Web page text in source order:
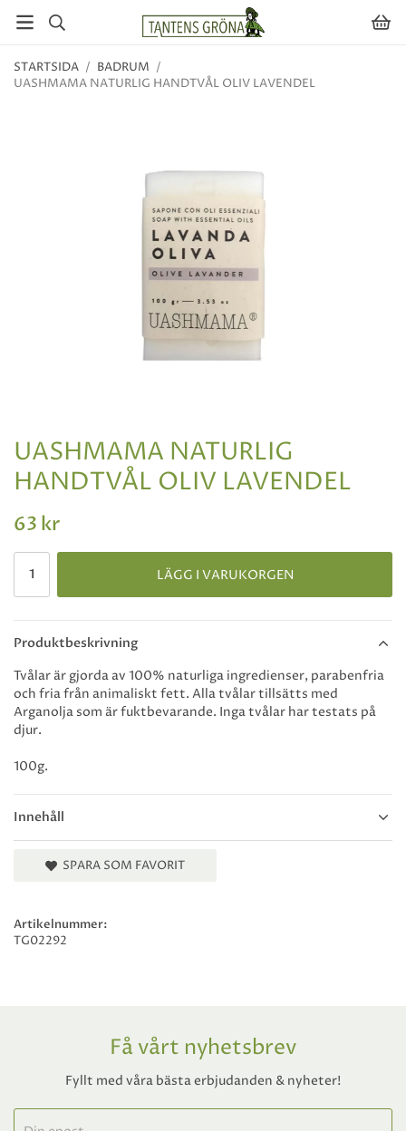
STARTSIDA / BADRUM /
UASHMAMA NATURLIG HANDTVÅL OLIV LAVENDEL
UASHMAMA NATURLIG
HANDTVÅL OLIV LAVENDEL
63 kr
LÄGG I VARUKORGEN
Produktbeskrivning
Innehåll
Tvålar är gjorda av 100% naturliga ingredienser, parabenfria
och fria från animaliskt fett. Alla tvålar tillsätts med
Arganolja som är fuktbevarande. Inga tvålar har testats på
djur.
100g.
SPARA SOM FAVORIT
Artikelnummer:
TG02292
Få vårt nyhetsbrev
Fyllt med våra bästa erbjudanden & nyheter!